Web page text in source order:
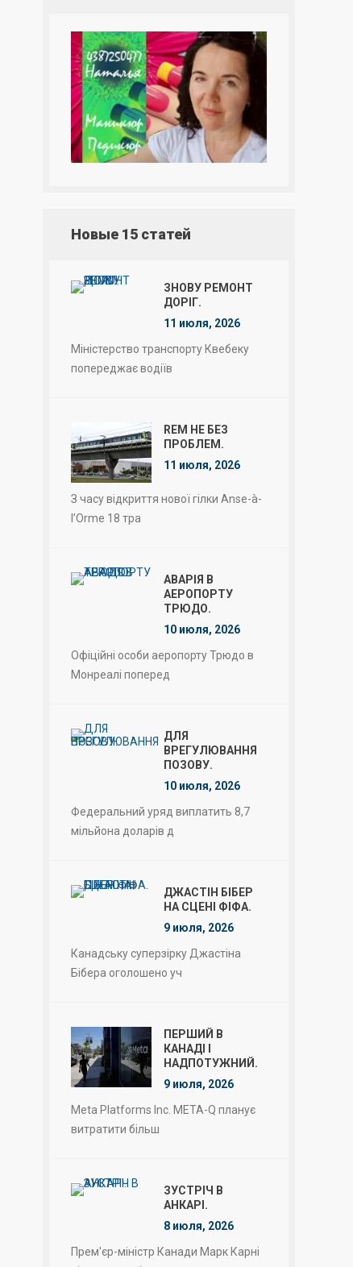
Новые 15 статей
ЗНОВУ РЕМОНТ
ДОРІГ.
11 июля, 2026
Міністерство транспорту Квебеку
попереджає водіїв
REM НЕ БЕЗ
ПРОБЛЕМ.
11 июля, 2026
З часу відкриття нової гілки Anse-à-
l’Orme 18 тра
АВАРІЯ В
АЕРОПОРТУ
ТРЮДО.
10 июля, 2026
Офіційні особи аеропорту Трюдо в
Монреалі поперед
ДЛЯ
ВРЕГУЛЮВАННЯ
ПОЗОВУ.
10 июля, 2026
Федеральний уряд виплатить 8,7
мільйона доларів д
ДЖАСТІН БІБЕР
НА СЦЕНІ ФІФА.
9 июля, 2026
Канадську суперзірку Джастіна
Бібера оголошено уч
ПЕРШИЙ В
КАНАДІ І
НАДПОТУЖНИЙ.
9 июля, 2026
Meta Platforms Inc. META-Q планує
витратити більш
ЗУСТРІЧ В
АНКАРІ.
8 июля, 2026
Прем'єр-міністр Канади Марк Карні